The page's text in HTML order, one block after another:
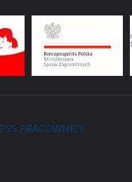
PSS PRACOWNICY